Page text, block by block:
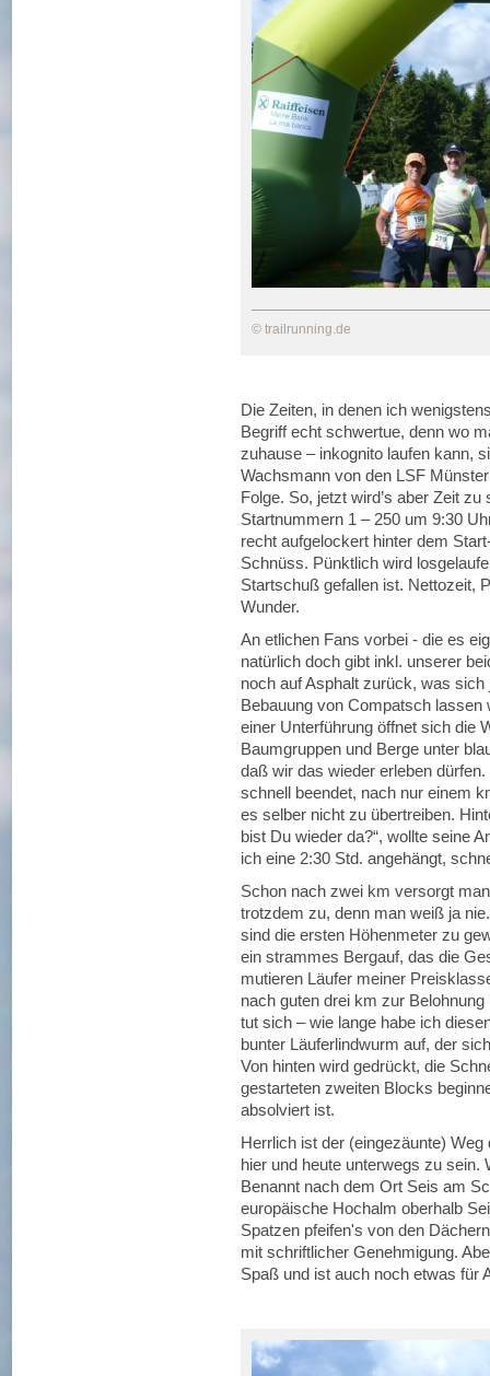
© trailrunning.de
Die Zeiten, in denen ich
Begriff echt schwertue, denn wo
zuhause – inkognito laufen kann,
Wachsmann von den LSF
Folge. So, jetzt wird’s aber Zeit
Startnummern 1 – 250 um 9:30
recht aufgelockert hinter dem
Schnüss. Pünktlich wird
Startschuß gefallen ist. Nettozeit,
Wunder.
An etlichen Fans vorbei - die es
natürlich doch gibt inkl. unserer
noch auf Asphalt zurück, was
Bebauung von Compatsch lassen
einer Unterführung öffnet sich die
Baumgruppen und Berge unter
daß wir das wieder erleben
schnell beendet, nach nur einem
es selber nicht zu übertreiben.
bist Du wieder da?“, wollte seine
ich eine 2:30 Std. angehängt,
Schon nach zwei km versorgt
trotzdem zu, denn man weiß ja
sind die ersten Höhenmeter zu
ein strammes Bergauf, das die
mutieren Läufer meiner
nach guten drei km zur
tut sich – wie lange habe ich
bunter Läuferlindwurm auf, der
Von hinten wird gedrückt, die
gestarteten zweiten Blocks
absolviert ist.
Herrlich ist der (eingezäunte)
hier und heute unterwegs zu sein.
Benannt nach dem Ort Seis am
europäische Hochalm oberhalb
Spatzen pfeifen's von den
mit schriftlicher Genehmigung.
Spaß und ist auch noch etwas